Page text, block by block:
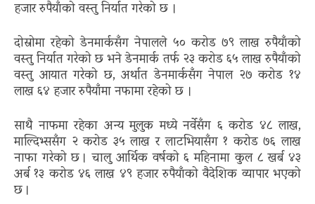
हजार रुपैयाँको वस्तु निर्यात गरेको छ ।
दोस्रोमा रहेको डेनमार्कसँग नेपालले ५० करोड ७९ लाख रुपैयाँको
वस्तु निर्यात गरेको छ भने डेनमार्क तर्फ २३ करोड ६५ लाख रुपैयाँको
वस्तु आयात गरेको छ, अर्थात डेनमार्कसँग नेपाल २७ करोड १४
लाख ६४ हजार रुपैयाँमा नफामा रहेको छ ।
साथै नाफमा रहेका अन्य मुलुक मध्ये नर्वेसँग ६ करोड ४८ लाख,
माल्दिभ्ससँग २ करोड ३५ लाख र लाटभियासँग १ करोड ७६ लाख
नाफा गरेको छ । चालु आर्थिक वर्षको ६ महिनामा कुल ८ खर्ब ४३
अर्ब १३ करोड ४६ लाख ४९ हजार रुपैयाँको वैदेशिक व्यापार भएको
छ ।